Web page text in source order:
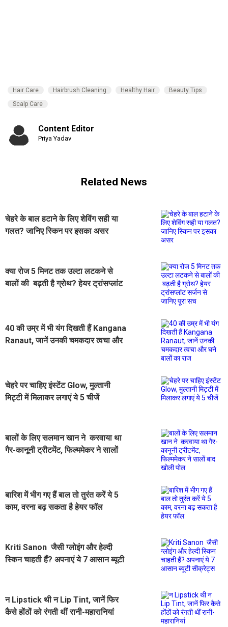
Hair Care Hairbrush Cleaning Healthy Hair
Beauty Tips
Scalp Care
Content Editor
Priya Yadav
Related News
चेहरे के बाल हटाने के लिए शेविंग सही या
गलत? जानिए स्किन पर इसका असर
क्या रोज 5 मिनट तक उल्टा लटकने से
बालों की बढ़ती है ग्रोथ? हेयर ट्रांसप्लांट
40 की उम्र में भी यंग दिखती हैं Kangana
Ranaut, जानें उनकी चमकदार त्वचा और
चेहरे पर चाहिए इंस्टेंट Glow, मुल्तानी
मिट्टी में मिलाकर लगाएं ये 5 चीजें
बालों के लिए सलमान खान ने करवाया था
गैर-कानूनी ट्रीटमेंट, फिल्ममेकर ने सालों
बारिश में भीग गए हैं बाल तो तुरंत करें ये 5
काम, वरना बढ़ सकता है हेयर फॉल
Kriti Sanon जैसी ग्लोइंग और हेल्दी
स्किन चाहती हैं? अपनाएं ये 7 आसान ब्यूटी
न Lipstick थी न Lip Tint, जानें फिर
कैसे होंठों को रंगती थीं रानी-महारानियां